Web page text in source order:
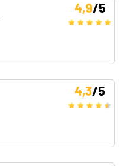
4,9/5
4,3/5